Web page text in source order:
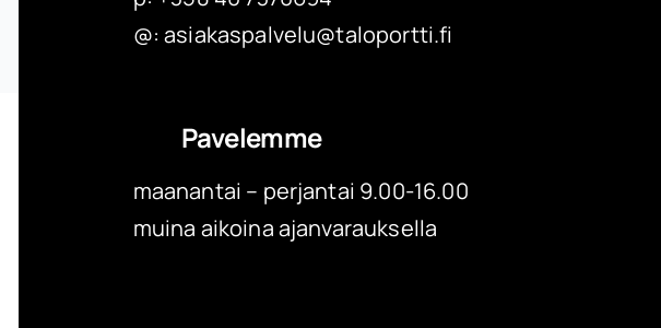
@:asiakaspalvelu@taloportti.fi
Pavelemme
maanantai – perjantai 9.00-16.00
muina aikoina ajanvarauksella